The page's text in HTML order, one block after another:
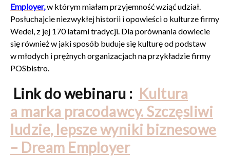
Employer,w którym miałam przyjemność wziąć udział.
Posłuchajcie niezwykłej historii i opowieści o kulturze firmy
Wedel, z jej 170 latami tradycji. Dla porównania dowiecie
się również w jaki sposób buduje się kulturę od podstaw
w młodych i prężnych organizacjach na przykładzie firmy
POSbistro.
Link do webinaru : Kultura
a marka pracodawcy. Szczęsliwi
ludzie, lepsze wyniki biznesowe
– Dream Employer